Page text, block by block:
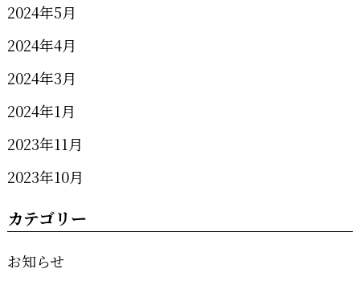
2024年5月
2024年4月
2024年3月
2024年1月
2023年11月
2023年10月
カテゴリー
お知らせ